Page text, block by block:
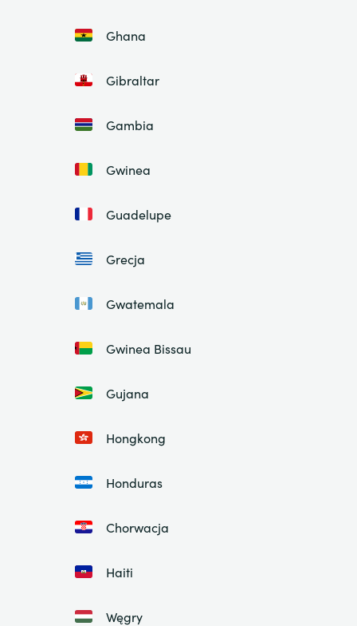
Ghana
Gibraltar
Gambia
Gwinea
Guadelupe
Grecja
Gwatemala
Gwinea Bissau
Gujana
Hongkong
Honduras
Chorwacja
Haiti
Węgry